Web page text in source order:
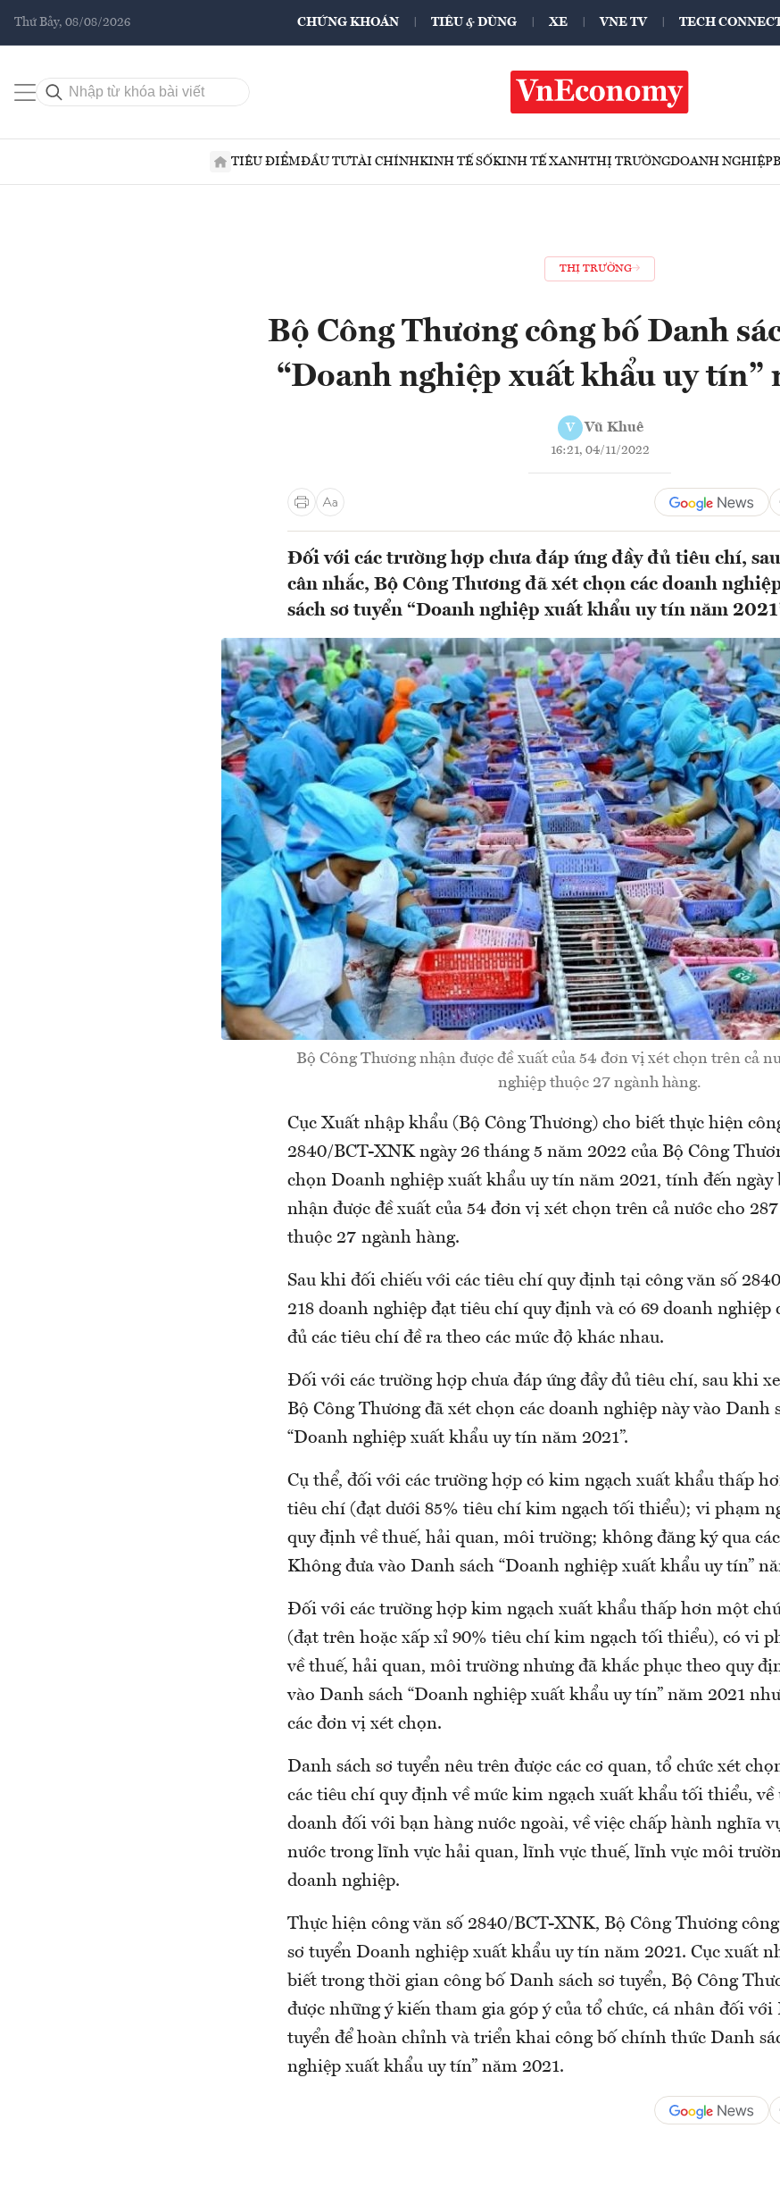
Thứ Bảy, 08/08/2026 CHỨNG KHOÁN TIÊU & DÙNG XE VNE TV TECH
TIÊU ĐIỂMĐẦU TƯTÀI CHÍNHKINH TẾ SỐKINH TẾ XANHTHỊ TRƯỜNGDOANH NGHIỆP
THỊ TRƯỜNG
Bộ Công Thương công bố Danh
“Doanh nghiệp xuất khẩu uy tín”
V Vũ Khuê
16:21, 04/11/2022
Đối với các trường hợp chưa đáp ứng đầy đủ tiêu chí,
cân nhắc, Bộ Công Thương đã xét chọn các doanh
sách sơ tuyển “Doanh nghiệp xuất khẩu uy tín năm
Bộ Công Thương nhận được đề xuất của 54 đơn vị xét chọn trên cả
nghiệp thuộc 27 ngành hàng.
Cục Xuất nhập khẩu (Bộ Công Thương) cho biết thực hiện
2840/BCT-XNK ngày 26 tháng 5 năm 2022 của Bộ Công
chọn Doanh nghiệp xuất khẩu uy tín năm 2021, tính đến ngày
nhận được đề xuất của 54 đơn vị xét chọn trên cả nước cho
thuộc 27 ngành hàng.
Sau khi đối chiếu với các tiêu chí quy định tại công văn số
218 doanh nghiệp đạt tiêu chí quy định và có 69 doanh nghiệp
đủ các tiêu chí đề ra theo các mức độ khác nhau.
Đối với các trường hợp chưa đáp ứng đầy đủ tiêu chí, sau khi
Bộ Công Thương đã xét chọn các doanh nghiệp này vào Danh
“Doanh nghiệp xuất khẩu uy tín năm 2021”.
Cụ thể, đối với các trường hợp có kim ngạch xuất khẩu thấp
tiêu chí (đạt dưới 85% tiêu chí kim ngạch tối thiểu); vi phạm
quy định về thuế, hải quan, môi trường; không đăng ký qua
Không đưa vào Danh sách “Doanh nghiệp xuất khẩu uy tín”
Đối với các trường hợp kim ngạch xuất khẩu thấp hơn một
(đạt trên hoặc xấp xỉ 90% tiêu chí kim ngạch tối thiểu), có vi
về thuế, hải quan, môi trường nhưng đã khắc phục theo quy
vào Danh sách “Doanh nghiệp xuất khẩu uy tín” năm 2021
các đơn vị xét chọn.
Danh sách sơ tuyển nêu trên được các cơ quan, tổ chức xét
các tiêu chí quy định về mức kim ngạch xuất khẩu tối thiểu,
doanh đối với bạn hàng nước ngoài, về việc chấp hành nghĩa
nước trong lĩnh vực hải quan, lĩnh vực thuế, lĩnh vực môi
doanh nghiệp.
Thực hiện công văn số 2840/BCT-XNK, Bộ Công Thương
sơ tuyển Doanh nghiệp xuất khẩu uy tín năm 2021. Cục xuất
biết trong thời gian công bố Danh sách sơ tuyển, Bộ Công
được những ý kiến tham gia góp ý của tổ chức, cá nhân đối với
tuyển để hoàn chỉnh và triển khai công bố chính thức Danh
nghiệp xuất khẩu uy tín” năm 2021.